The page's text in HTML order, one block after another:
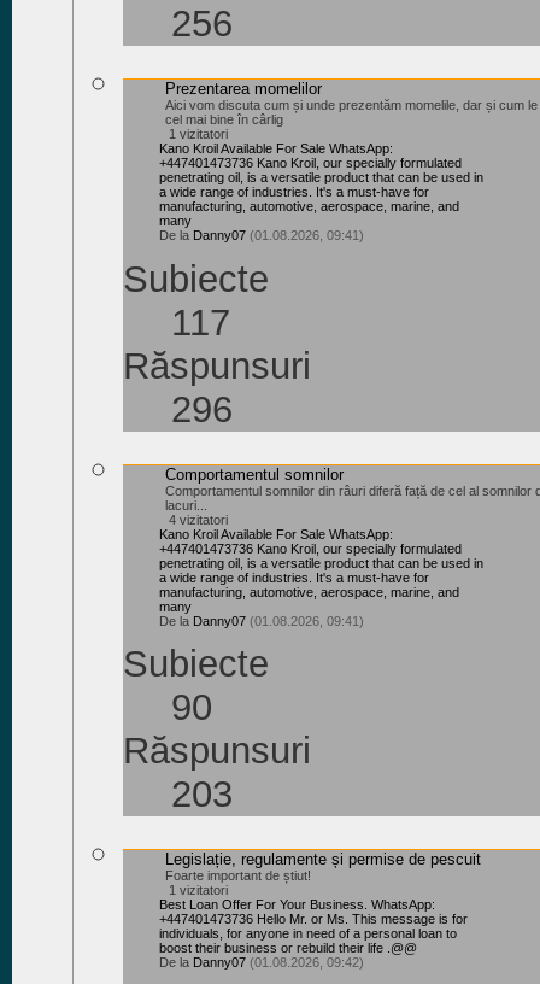
256
Prezentarea momelilor
Aici vom discuta cum și unde prezentăm momelile, dar și cum
cel mai bine în cârlig
1 vizitatori
Kano Kroil Available For Sale WhatsApp:
+447401473736 Kano Kroil, our specially formulated
penetrating oil, is a versatile product that can be used in
a wide range of industries. It's a must-have for
manufacturing, automotive, aerospace, marine, and
many
De la Danny07 (01.08.2026, 09:41)
Subiecte
117
Răspunsuri
296
Comportamentul somnilor
Comportamentul somnilor din râuri diferă față de cel al somnilor
lacuri...
4 vizitatori
Kano Kroil Available For Sale WhatsApp:
+447401473736 Kano Kroil, our specially formulated
penetrating oil, is a versatile product that can be used in
a wide range of industries. It's a must-have for
manufacturing, automotive, aerospace, marine, and
many
De la Danny07 (01.08.2026, 09:41)
Subiecte
90
Răspunsuri
203
Legislație, regulamente și permise de pescuit
Foarte important de știut!
1 vizitatori
Best Loan Offer For Your Business. WhatsApp:
+447401473736 Hello Mr. or Ms. This message is for
individuals, for anyone in need of a personal loan to
boost their business or rebuild their life .@@
De la Danny07 (01.08.2026, 09:42)